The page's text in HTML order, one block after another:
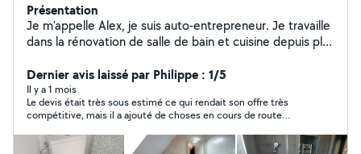
Présentation
Je m'appelle Alex, je suis auto-entrepreneur. Je travaille
dans la rénovation de salle de bain et cuisine depuis plus
Je dispose d'un outillage professionnel et je vous
propose mes services : -MUR :Peinture, peinture couleur
tapisserie, application d'enduit décoratif. -SOL :
Carrelage, Parquet, stratifié Dalle PVC - PlÂTRERIE :
Montage cloison, faux plafonds, travaux d'isolation. -
Dernier avis laissé par Philippe : 1/5
Il y a 1 mois
Le devis était très sous estimé ce qui rendait son offre très
compétitive, mais il a ajouté de choses en cours de route
des erreurs sur le choix des matériaux pour refaire la chape